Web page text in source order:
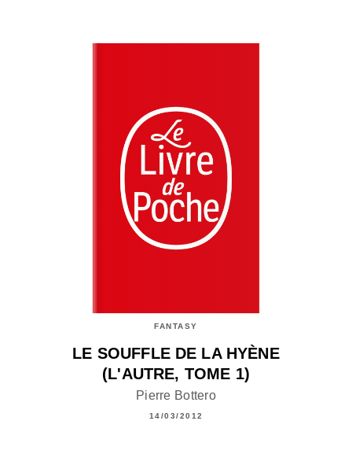
FANTASY
LE SOUFFLE DE LA HYÈNE
(L'AUTRE, TOME 1)
Pierre Bottero
14/03/2012